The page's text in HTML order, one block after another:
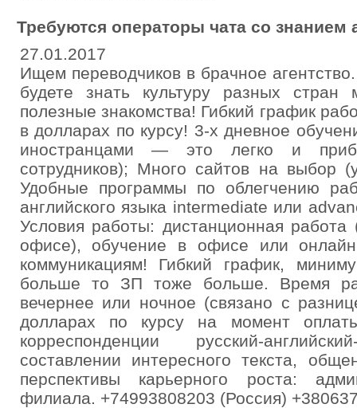
Требуются операторы чата со знанием
27.01.2017
Ищем переводчиков в брачное
будете знать культуру разных стран
полезные знакомства! Гибкий график
в долларах по курсу! 3-х дневное
иностранцами — это легко и
сотрудников); Много сайтов на выбор
Удобные программы по облегчению
английского языка intermediate или
Условия работы: дистанционная
офисе), обучение в офисе или
коммуникациям! Гибкий график,
больше то ЗП тоже больше. Время
вечернее или ночное (связано с
долларах по курсу на момент
корреспонденции русский-
составлении интересного текста,
перспективы карьерного роста:
филиала. +74993808203 (Россия)